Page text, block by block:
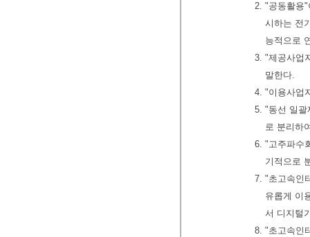
2. "공동활용
시하는 전
능적으로
3. "제공사업
말한다.
4. "이용사업
5. "동선 일괄
로 분리하
6. "고주파수
기적으로
7. "초고속인
유롭게 이
서 디지털
8. "초고속인